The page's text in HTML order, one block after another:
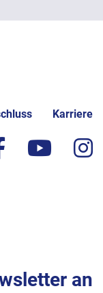
Karriere
facebook
an